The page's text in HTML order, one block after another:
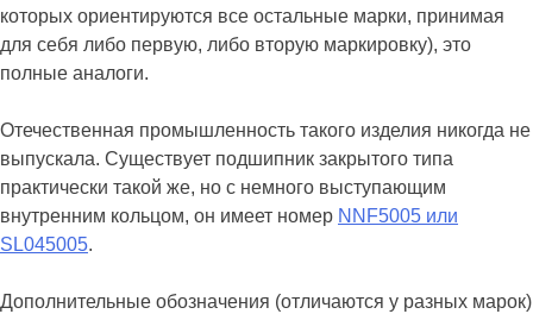
которых ориентируются все остальные марки, принимая
для себя либо первую, либо вторую маркировку), это
полные аналоги.
Отечественная промышленность такого изделия никогда не
выпускала. Существует подшипник закрытого типа
практически такой же, но с немного выступающим
внутренним кольцом, он имеет номер NNF5005 или
SL045005.
Дополнительные обозначения (отличаются у разных марок)